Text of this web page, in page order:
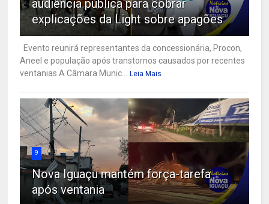
audiência pública para cobrar
explicações da Light sobre apagões
Evento reunirá representantes da concessionária, Procon,
Aneel e população após transtornos causados por recentes
ventanias A Câmara Munic... Leia Mais
9
Nova Iguaçu mantém força-tarefa
após ventania